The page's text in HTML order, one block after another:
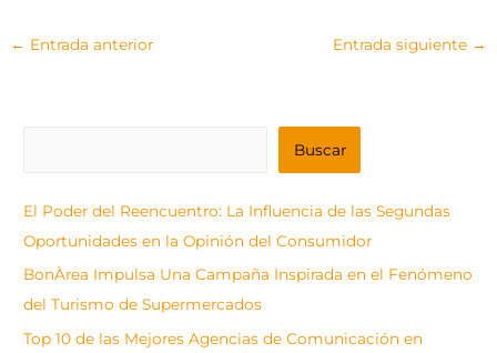
← Entrada anterior Entrada siguiente →
Buscar
El Poder del Reencuentro: La Influencia de las Segundas
Oportunidades en la Opinión del Consumidor
BonÀrea Impulsa Una Campaña Inspirada en el Fenómeno
del Turismo de Supermercados
Top 10 de las Mejores Agencias de Comunicación en